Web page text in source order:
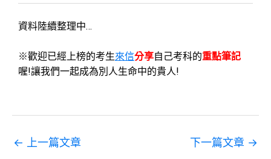
資料陸續整理中…
※歡迎已經上榜的考生來信分享自己考科的重點筆記
喔!讓我們一起成為別人生命中的貴人!
← 上一篇文章 下一篇文章 →